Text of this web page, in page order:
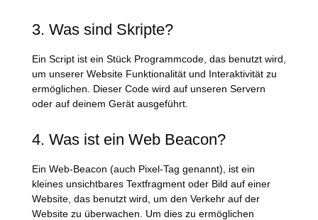
3. Was sind Skripte?
Ein Script ist ein Stück Programmcode, das benutzt wird,
um unserer Website Funktionalität und Interaktivität zu
ermöglichen. Dieser Code wird auf unseren Servern
oder auf deinem Gerät ausgeführt.
4. Was ist ein Web Beacon?
Ein Web-Beacon (auch Pixel-Tag genannt), ist ein
kleines unsichtbares Textfragment oder Bild auf einer
Website, das benutzt wird, um den Verkehr auf der
Website zu überwachen. Um dies zu ermöglichen